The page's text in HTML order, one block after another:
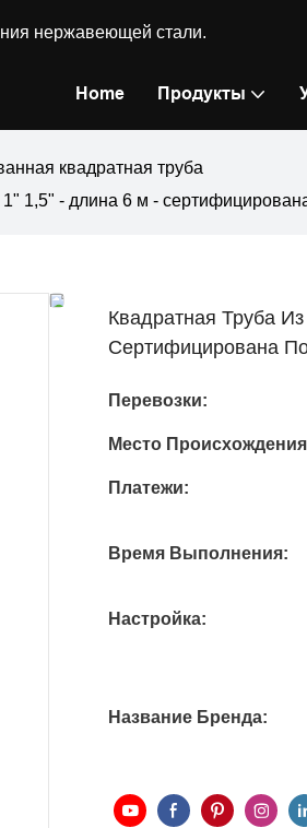
нержавеющей стали.
Home Продукты
квадратная труба
1,5" - длина 6 м -
Квадратная Труба
Сертифицирована
Перевозки:
Место
Платежи:
Время Выполнения:
Настройка:
Название Бренда: